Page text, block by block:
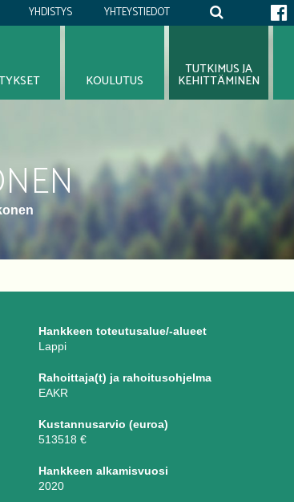
YHTEYSTIEDOT
YHDISTYS
TUTKIMUS JA
KEHITTÄMINEN
KOULUTUS
Hankkeen toteutusalue/-alueet
Lappi
Rahoittaja(t) ja rahoitusohjelma
EAKR
Kustannusarvio (euroa)
513518 €
Hankkeen alkamisvuosi
2020